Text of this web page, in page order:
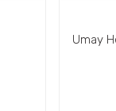
Umay